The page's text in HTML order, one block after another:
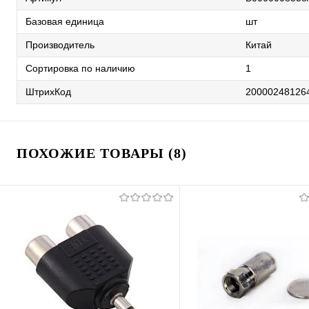
Базовая единица шт
Производитель Китай
Сортировка по наличию 1
ШтрихКод
ПОХОЖИЕ ТОВАРЫ (8)